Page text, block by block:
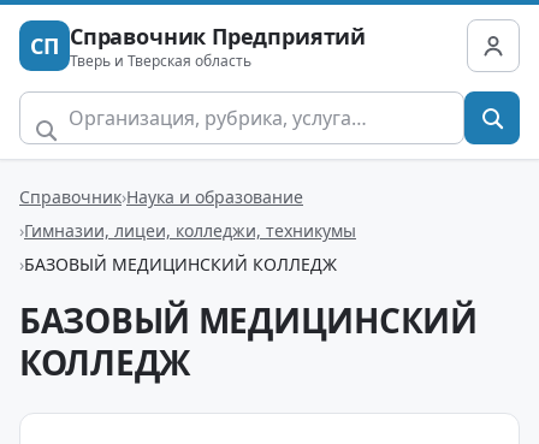
СП Справочник Предприятий
Тверь и Тверская область
Справочник Наука и образование
Гимназии, лицеи, колледжи, техникумы
БАЗОВЫЙ МЕДИЦИНСКИЙ КОЛЛЕДЖ
БАЗОВЫЙ МЕДИЦИНСКИЙ
КОЛЛЕДЖ